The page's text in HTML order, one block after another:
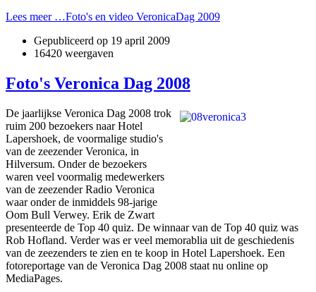
Lees meer …Foto's en video VeronicaDag 2009
Gepubliceerd op 19 april 2009
16420 weergaven
Foto's Veronica Dag 2008
De jaarlijkse Veronica Dag 2008 trok
ruim 200 bezoekers naar Hotel
Lapershoek, de voormalige studio's
van de zeezender Veronica, in
Hilversum. Onder de bezoekers
waren veel voormalig medewerkers
van de zeezender Radio Veronica
waar o­nder de inmiddels 98-jarige
Oom Bull Verwey. Erik de Zwart
presenteerde de Top 40 quiz. De winnaar van de Top 40 quiz was
Rob Hofland. Verder was er veel memorablia uit de geschiedenis
van de zeezenders te zien en te koop in Hotel Lapershoek. Een
fotoreportage van de Veronica Dag 2008 staat nu online op
MediaPages.